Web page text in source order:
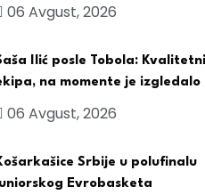
06 Avgust, 2026
Ilić posle Tobola:
na momente je izgledalo
06 Avgust, 2026
Srbije u polufinalu
Evrobasketa